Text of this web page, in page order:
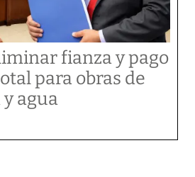
fianza y pago
para obras de
agua